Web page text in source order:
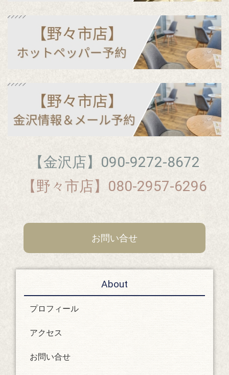
【金沢店】090‐9272-8672
【野々市店】080-2957-6296
お問い合せ
About
プロフィール
アクセス
お問い合せ